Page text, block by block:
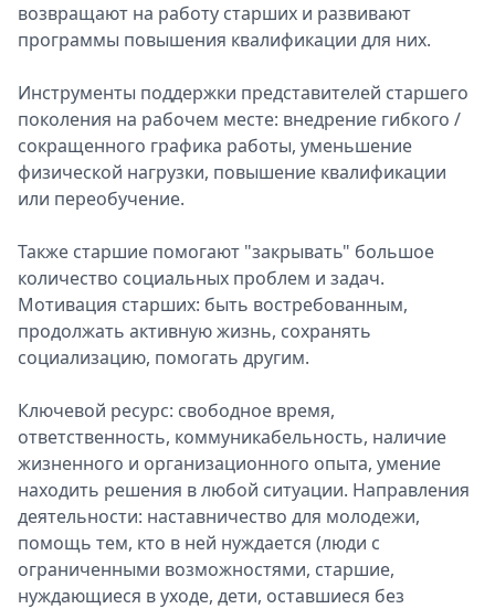
возвращают на работу старших и развивают
программы повышения квалификации для них.
Инструменты поддержки представителей старшего
поколения на рабочем месте: внедрение гибкого /
сокращенного графика работы, уменьшение
физической нагрузки, повышение квалификации
или переобучение.
Также старшие помогают "закрывать" большое
количество социальных проблем и задач.
Мотивация старших: быть востребованным,
продолжать активную жизнь, сохранять
социализацию, помогать другим.
Ключевой ресурс: свободное время,
ответственность, коммуникабельность, наличие
жизненного и организационного опыта, умение
находить решения в любой ситуации. Направления
деятельности: наставничество для молодежи,
помощь тем, кто в ней нуждается (люди с
ограниченными возможностями, старшие,
нуждающиеся в уходе, дети, оставшиеся без